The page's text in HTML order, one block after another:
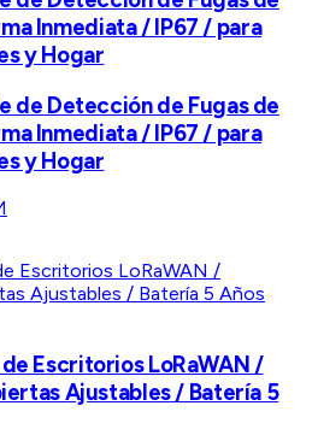
Inmediata / IP67 / para
y Hogar
de Detección de Fugas de
Inmediata / IP67 / para
y Hogar
Escritorios LoRaWAN /
Ajustables / Batería 5